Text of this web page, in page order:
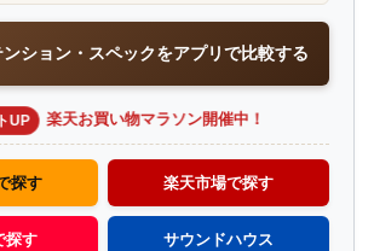
ション・スペックをアプリで比較する
UP 楽天お買い物マラソン開催中！
探す 楽天市場で探す
探す サウンドハウス